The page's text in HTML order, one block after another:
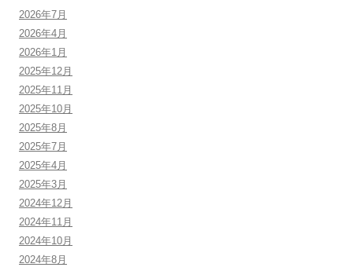
2026年7月
2026年4月
2026年1月
2025年12月
2025年11月
2025年10月
2025年8月
2025年7月
2025年4月
2025年3月
2024年12月
2024年11月
2024年10月
2024年8月